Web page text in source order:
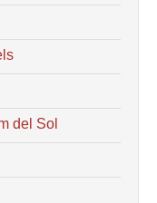
del Sol